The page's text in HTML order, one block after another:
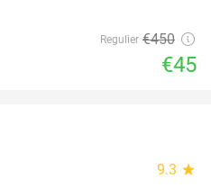
Regulier €450
€45
9.3 star